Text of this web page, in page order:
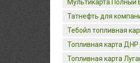
Мультикарта Полный
Татнефть для
Тебойл топливная
Топливная карта ДНР
Топливная карта